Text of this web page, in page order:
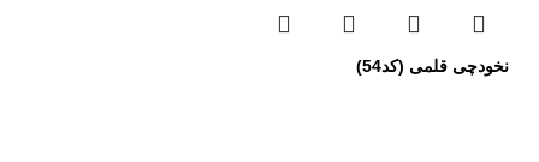
نخودچی قلمی (کد54)